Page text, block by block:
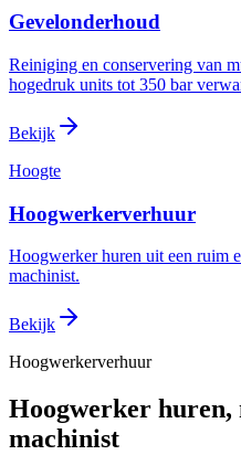
Gevelonderhoud
Reiniging en conservering van
hogedruk units tot 350 bar
Bekijk
Hoogte
Hoogwerkerverhuur
Hoogwerker huren uit een ruim
machinist.
Bekijk
Hoogwerkerverhuur
Hoogwerker huren,
machinist